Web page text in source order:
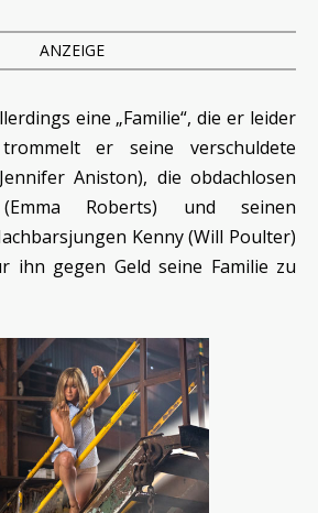
ANZEIGE
eine „Familie“, die er leider
er seine verschuldete
Aniston), die obdachlosen
Roberts) und seinen
Kenny (Will Poulter)
ihn gegen Geld seine Familie zu